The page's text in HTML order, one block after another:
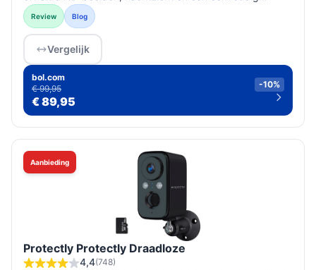
installatieproces, ideaal voor betrouwbare beveiliging van
je woning of bed...
Review Blog
Vergelijk
bol.com
€ 99,95
€ 89,95
-10%
Aanbieding
Protectly Protectly Draadloze
4,4(748)